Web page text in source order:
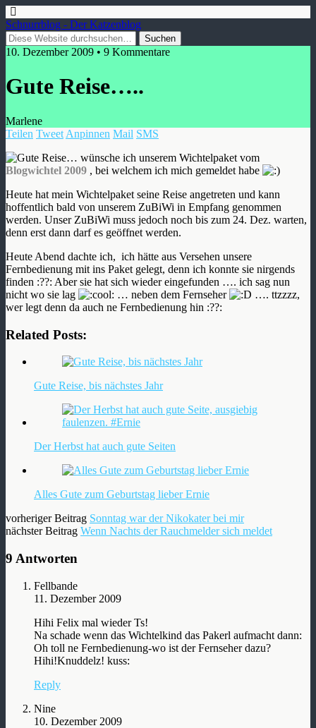
Schnurrblog - Der Katzenblog
10. Dezember 2009 • 9 Kommentare
Gute Reise…..
Marlene
Teilen Tweet Anpinnen Mail SMS
… wünsche ich unserem Wichtelpaket vom
Blogwichtel 2009 , bei welchem ich mich gemeldet habe
Heute hat mein Wichtelpaket seine Reise angetreten und kann
hoffentlich bald von unserem ZuBiWi in Empfang genommen
werden. Unser ZuBiWi muss jedoch noch bis zum 24. Dez. warten,
denn erst dann darf es geöffnet werden.
Heute Abend dachte ich, ich hätte aus Versehen unsere
Fernbedienung mit ins Paket gelegt, denn ich konnte sie nirgends
finden :??: Aber sie hat sich wieder eingefunden …. ich sag nun
nicht wo sie lag
… neben dem Fernseher
…. ttzzzz,
wer legt denn da auch ne Fernbedienung hin :??:
Related Posts:
Gute Reise, bis nächstes Jahr
Der Herbst hat auch gute Seiten
Alles Gute zum Geburtstag lieber Ernie
vorheriger Beitrag Sonntag war der Nikokater bei mir
nächster Beitrag Wenn Nachts der Rauchmelder sich meldet
9 Antworten
Fellbande
11. Dezember 2009
Hihi Felix mal wieder Ts!
Na schade wenn das Wichtelkind das Pakerl aufmacht dann:
Oh toll ne Fernbedienung-wo ist der Fernseher dazu?
Hihi!Knuddelz! kuss:
Reply
Nine
10. Dezember 2009